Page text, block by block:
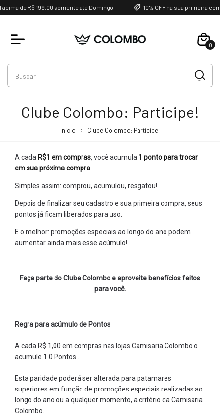
de R$ 199,00 somente até Domingo 10% OFF na sua primeira
0
Clube Colombo: Participe!
Início Clube Colombo: Participe!
A cada R$1 em compras, você acumula 1 ponto para trocar
em sua próxima compra
Simples assim: comprou, acumulou, resgatou!
Depois de finalizar seu cadastro e sua primeira compra, seus
pontos já ficam liberados para uso.
E o melhor: promoções especiais ao longo do ano podem
aumentar ainda mais esse acúmulo!
Faça parte do Clube Colombo e aproveite benefícios feitos
para você.
Regra para acúmulo de Pontos
A cada R$ 1,00 em compras nas lojas Camisaria Colombo o
acumule 1.0 Pontos .
Esta paridade poderá ser alterada para patamares
superiores em função de promoções especiais realizadas ao
longo do ano ou a qualquer momento, a critério da Camisaria
Colombo.